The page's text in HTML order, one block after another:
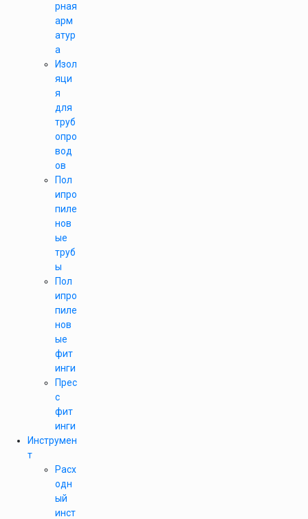
рная
арм
атур
а
Изол
яци
я
для
труб
опро
вод
ов
Пол
ипро
пиле
нов
ые
труб
ы
Пол
ипро
пиле
нов
ые
фит
инги
Прес
с
фит
инги
Инструмен
т
Расх
одн
ый
инст